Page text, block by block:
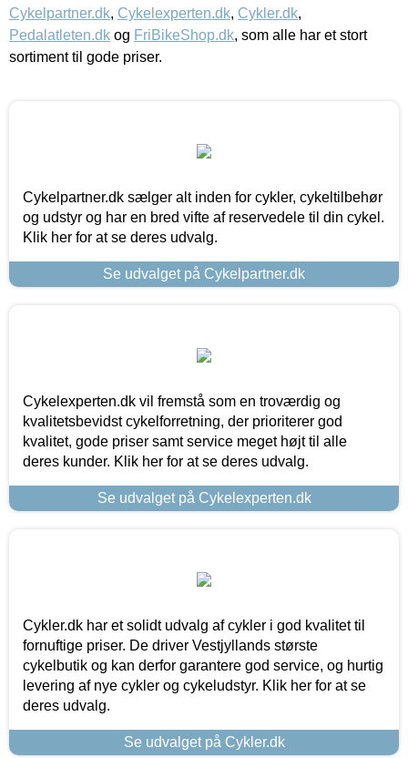
Cykelpartner.dk, Cykelexperten.dk, Cykler.dk,
Pedalatleten.dk og FriBikeShop.dk, som alle har et stort
sortiment til gode priser.
Cykelpartner.dk sælger alt inden for cykler, cykeltilbehør
og udstyr og har en bred vifte af reservedele til din cykel.
Klik her for at se deres udvalg.
Se udvalget på Cykelpartner.dk
Cykelexperten.dk vil fremstå som en troværdig og
kvalitetsbevidst cykelforretning, der prioriterer god
kvalitet, gode priser samt service meget højt til alle
deres kunder. Klik her for at se deres udvalg.
Se udvalget på Cykelexperten.dk
Cykler.dk har et solidt udvalg af cykler i god kvalitet til
fornuftige priser. De driver Vestjyllands største
cykelbutik og kan derfor garantere god service, og hurtig
levering af nye cykler og cykeludstyr. Klik her for at se
deres udvalg.
Se udvalget på Cykler.dk